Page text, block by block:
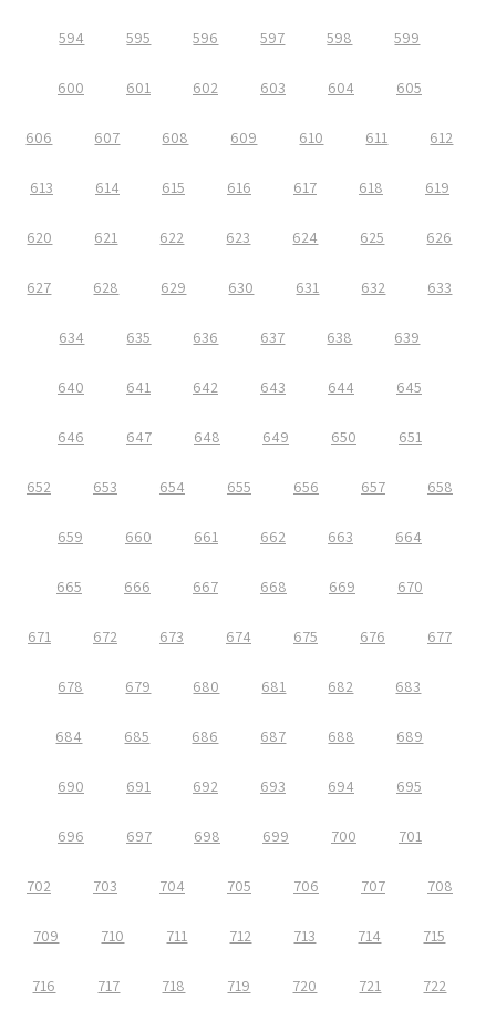
594 595 596 597 598 599
600 601 602 603 604 605
606 607 608 609 610 611 612
613 614 615 616 617 618 619
620 621 622 623 624 625 626
627 628 629 630 631 632 633
634 635 636 637 638 639
640 641 642 643 644 645
646 647 648 649 650 651
652 653 654 655 656 657 658
659 660 661 662 663 664
665 666 667 668 669 670
671 672 673 674 675 676 677
678 679 680 681 682 683
684 685 686 687 688 689
690 691 692 693 694 695
696 697 698 699 700 701
702 703 704 705 706 707 708
709 710 711 712 713 714 715
716 717 718 719 720 721 722